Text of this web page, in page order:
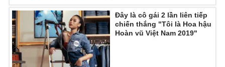
Đây là cô gái 2 lần liên tiếp
chiến thắng "Tôi là Hoa hậu
Hoàn vũ Việt Nam 2019"